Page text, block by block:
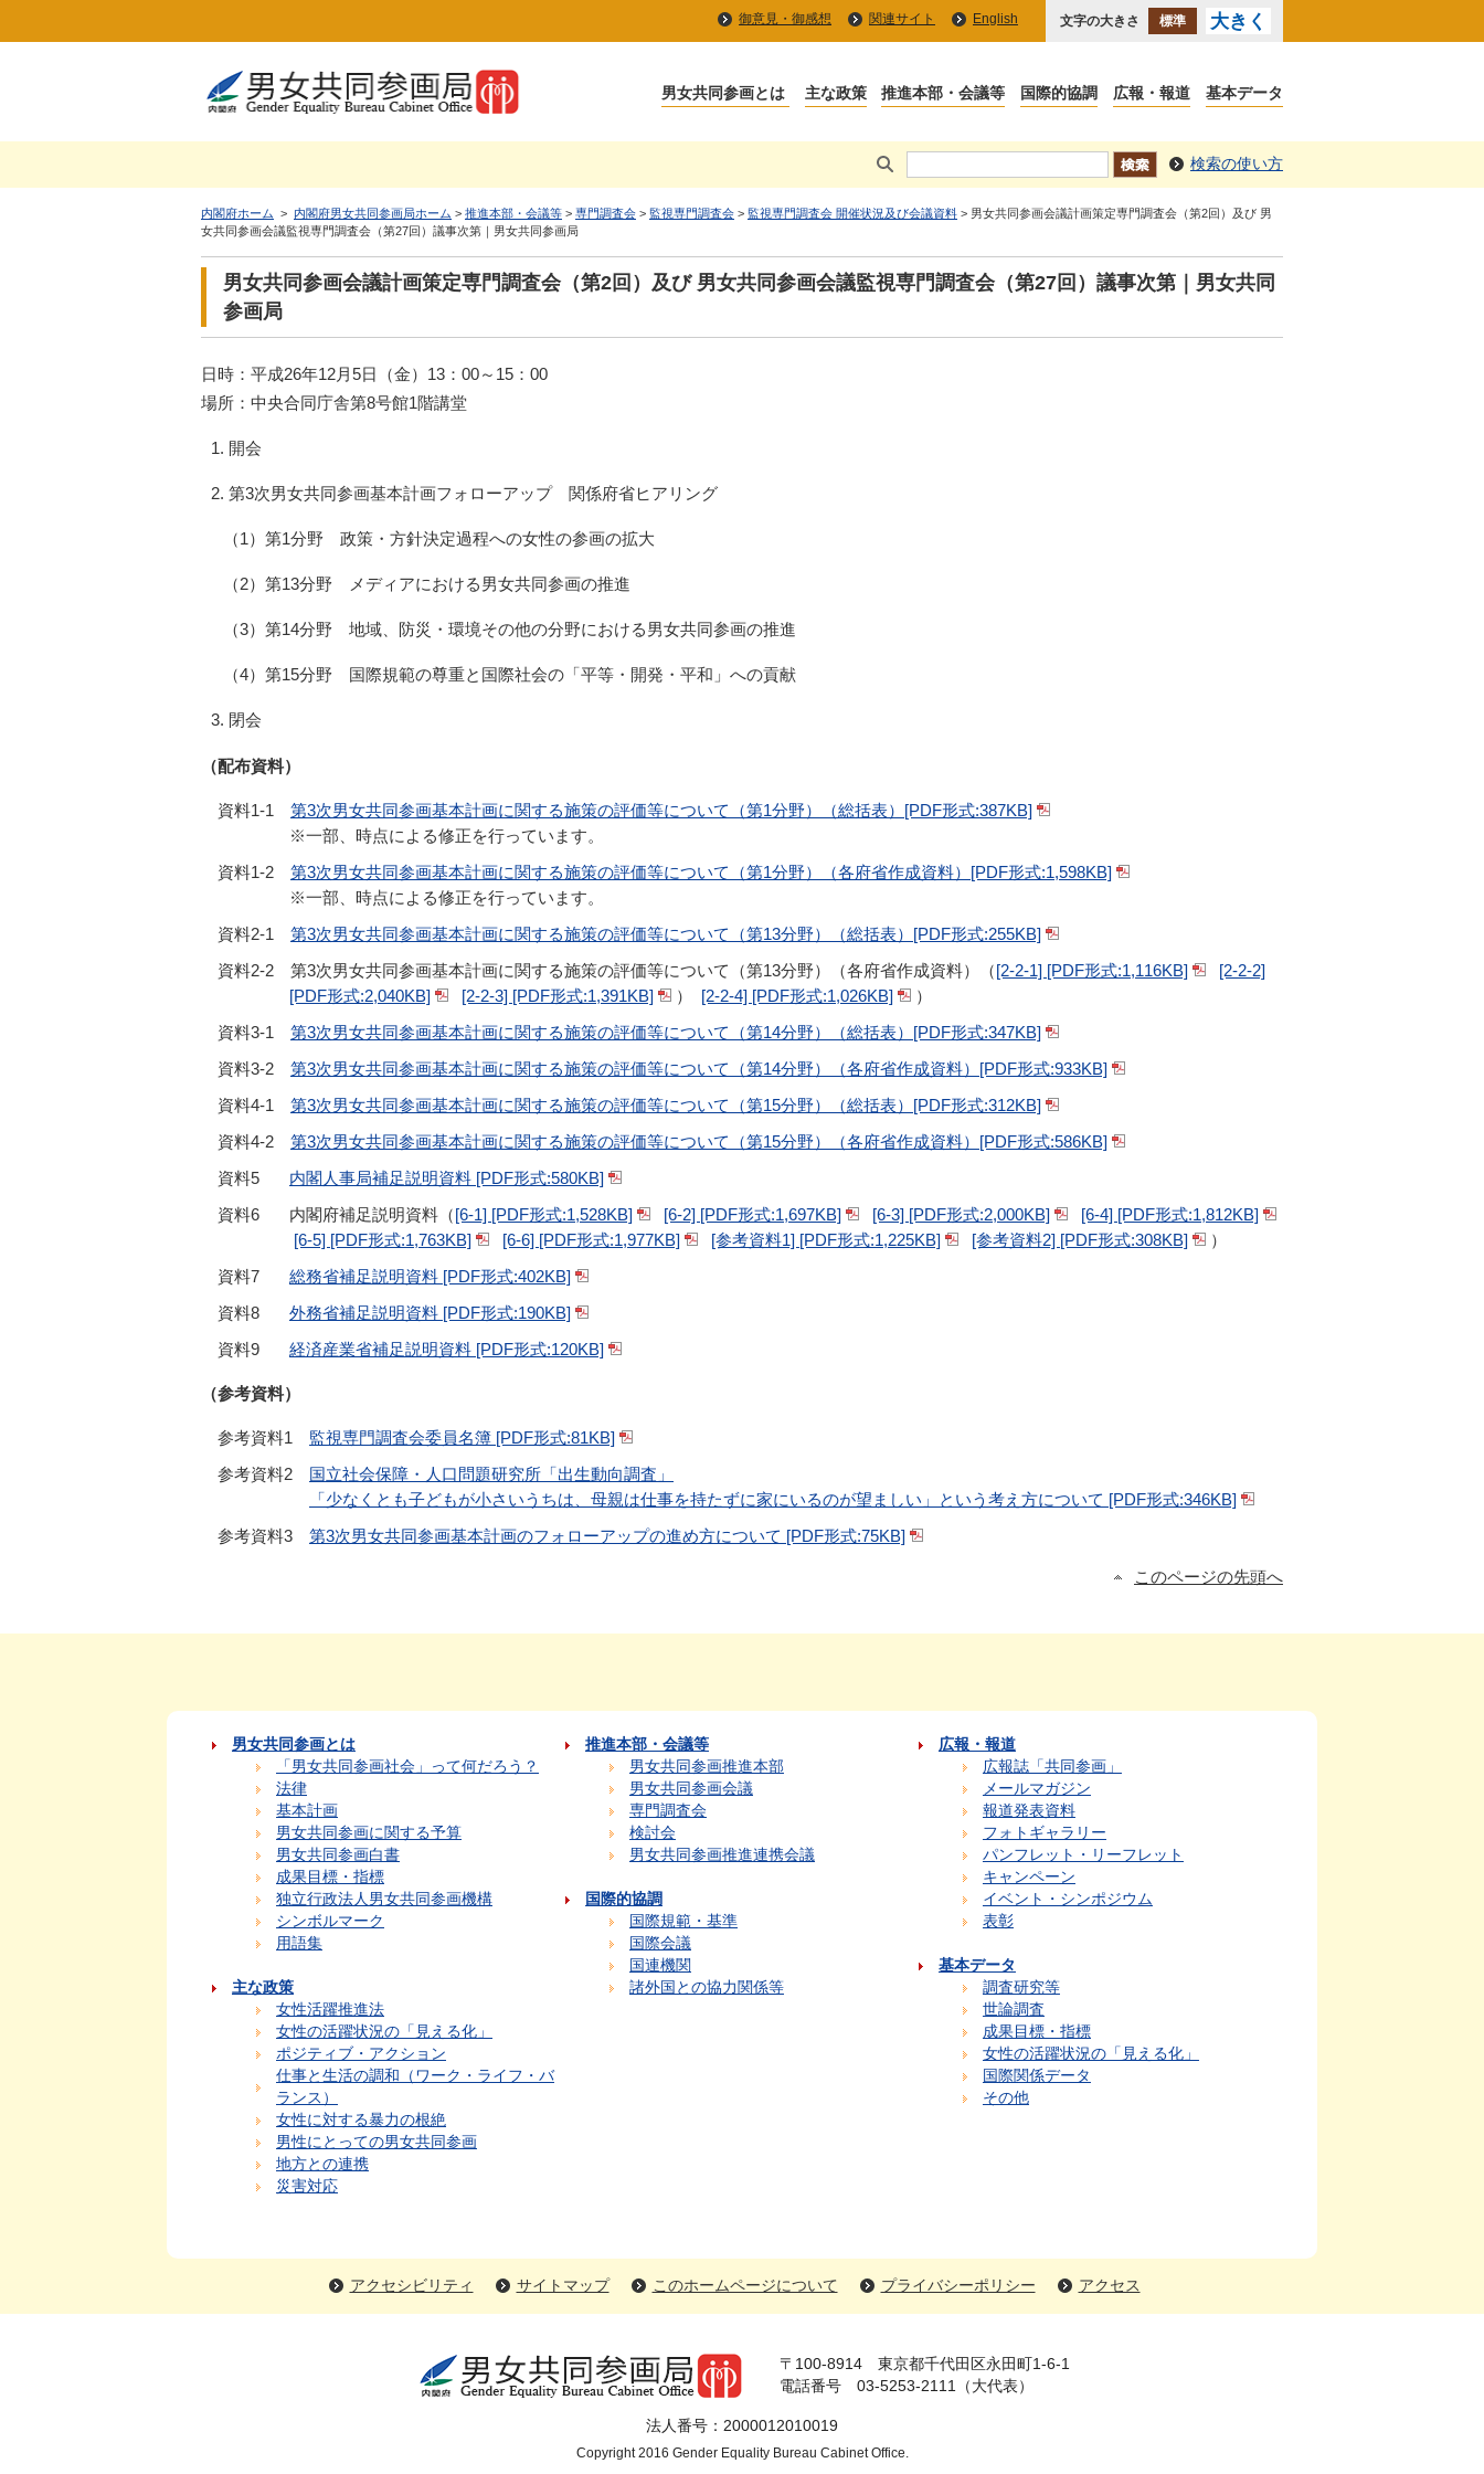
御意見・御感想 関連サイト English 文字の大きさ 標準 大きく
検索の使い方
内閣府ホーム > 内閣府男女共同参画局ホーム > 推進本部・会議等 > 専門調査会 > 監視専門調査会 > 監視専門調査会 開催状況及び会議資料 > 男女共同参画会議計画策定専門調査会（第2回）及び 男
女共同参画会議監視専門調査会（第27回）議事次第｜男女共同参画局
男女共同参画会議計画策定専門調査会（第2回）及び 男女共同参画会議監視専門調査会（第27回）議事次第｜男女共同
参画局
日時：平成26年12月5日（金）13：00～15：00
場所：中央合同庁舎第8号館1階講堂
開会
第3次男女共同参画基本計画フォローアップ 関係府省ヒアリング
（1）第1分野 政策・方針決定過程への女性の参画の拡大
（2）第13分野 メディアにおける男女共同参画の推進
（3）第14分野 地域、防災・環境その他の分野における男女共同参画の推進
（4）第15分野 国際規範の尊重と国際社会の「平等・開発・平和」への貢献
閉会
（配布資料）
資料1-1
第3次男女共同参画基本計画に関する施策の評価等について（第1分野）（総括表）[PDF形式:387KB]
※一部、時点による修正を行っています。
資料1-2
第3次男女共同参画基本計画に関する施策の評価等について（第1分野）（各府省作成資料）[PDF形式:1,598KB]
※一部、時点による修正を行っています。
資料2-1
第3次男女共同参画基本計画に関する施策の評価等について（第13分野）（総括表）[PDF形式:255KB]
資料2-2
第3次男女共同参画基本計画に関する施策の評価等について（第13分野）（各府省作成資料）（[2-2-1] [PDF形式:1,116KB]
[2-2-2]
[PDF形式:2,040KB]
[2-2-3] [PDF形式:1,391KB] ） [2-2-4] [PDF形式:1,026KB]
）
資料3-1
第3次男女共同参画基本計画に関する施策の評価等について（第14分野）（総括表）[PDF形式:347KB]
資料3-2
第3次男女共同参画基本計画に関する施策の評価等について（第14分野）（各府省作成資料）[PDF形式:933KB]
資料4-1
第3次男女共同参画基本計画に関する施策の評価等について（第15分野）（総括表）[PDF形式:312KB]
資料4-2
第3次男女共同参画基本計画に関する施策の評価等について（第15分野）（各府省作成資料）[PDF形式:586KB]
資料5
内閣人事局補足説明資料 [PDF形式:580KB]
資料6
内閣府補足説明資料（[6-1] [PDF形式:1,528KB] [6-2] [PDF形式:1,697KB] [6-3] [PDF形式:2,000KB]
[6-4] [PDF形式:1,812KB]
[6-5] [PDF形式:1,763KB]
[6-6] [PDF形式:1,977KB] [参考資料1] [PDF形式:1,225KB] [参考資料2] [PDF形式:308KB]
）
資料7
総務省補足説明資料 [PDF形式:402KB]
資料8
外務省補足説明資料 [PDF形式:190KB]
資料9
経済産業省補足説明資料 [PDF形式:120KB]
（参考資料）
参考資料1
監視専門調査会委員名簿 [PDF形式:81KB]
参考資料2
国立社会保障・人口問題研究所「出生動向調査」
「少なくとも子どもが小さいうちは、母親は仕事を持たずに家にいるのが望ましい」という考え方について [PDF形式:346KB]
参考資料3
第3次男女共同参画基本計画のフォローアップの進め方について [PDF形式:75KB]
このページの先頭へ